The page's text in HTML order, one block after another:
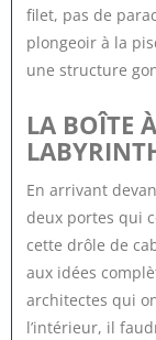
filet, pas de
plongeoir à la
une structure
LA BOÎTE
En arrivant
deux portes qui
cette drôle de
aux idées
architectes qui
l’intérieur, il